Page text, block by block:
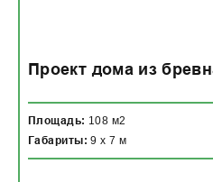
Проект дома из
Площадь: 108 м2
Габариты: 9 x 7 м